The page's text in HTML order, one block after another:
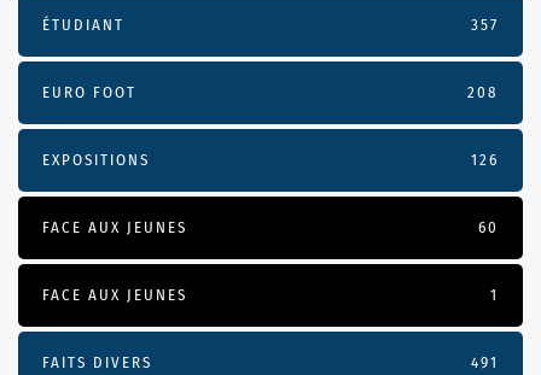
ÉTUDIANT 357
EURO FOOT 208
EXPOSITIONS 126
FACE AUX JEUNES 60
FACE AUX JEUNES 1
FAITS DIVERS 491